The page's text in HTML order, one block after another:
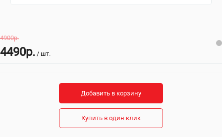
4900р.
4490р. / шт.
Добавить в корзину
Купить в один клик